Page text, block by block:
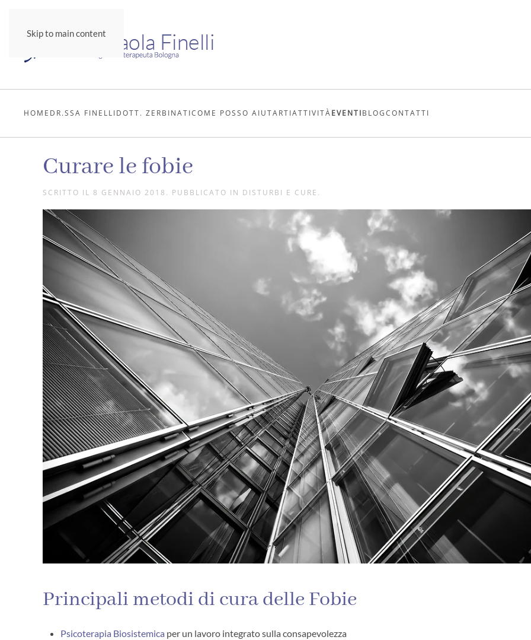
Skip to main content
HOME DR.SSA FINELLIDOTT. ZERBINATICOME POSSO AIUTARTIATTIVITÀEVENTIBLOGCONTATTI
Curare le fobie
SCRITTO IL 8 GENNAIO 2018 . PUBBLICATO IN DISTURBI E CURE .
Principali metodi di cura delle Fobie
Psicoterapia Biosistemica per un lavoro integrato sulla consapevolezza